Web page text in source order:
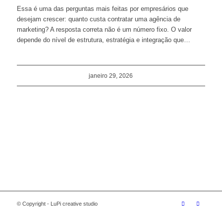
Essa é uma das perguntas mais feitas por empresários que
desejam crescer: quanto custa contratar uma agência de
marketing? A resposta correta não é um número fixo. O valor
depende do nível de estrutura, estratégia e integração que…
janeiro 29, 2026
© Copyright - LuPi creative studio